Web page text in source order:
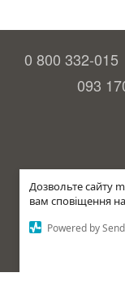
Дозвольте сайту
вам сповіщення
Powered by
0 800 332-015
093